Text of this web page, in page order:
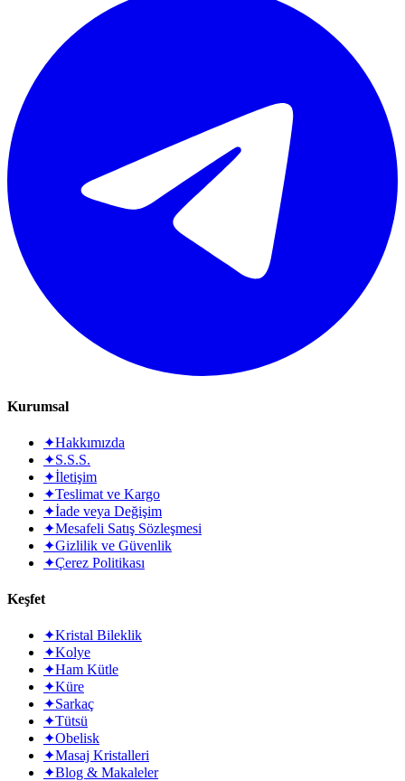
Kurumsal
✦Hakkımızda
✦S.S.S.
✦İletişim
✦Teslimat ve Kargo
✦İade veya Değişim
✦Mesafeli Satış Sözleşmesi
✦Gizlilik ve Güvenlik
✦Çerez Politikası
Keşfet
✦Kristal Bileklik
✦Kolye
✦Ham Kütle
✦Küre
✦Sarkaç
✦Tütsü
✦Obelisk
✦Masaj Kristalleri
✦Blog & Makaleler